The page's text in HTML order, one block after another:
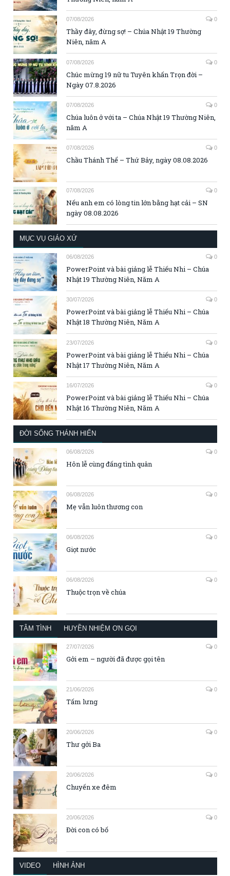
07/08/2026 0
Thầy đây, đừng sợ! – Chúa Nhật 19 Thường
Niên, năm A
07/08/2026 0
Chúc mừng 19 nữ tu Tuyên khấn Trọn đời –
Ngày 07.8.2026
07/08/2026 0
Chúa luôn ở với ta – Chúa Nhật 19 Thường Niên,
năm A
07/08/2026 0
Chầu Thánh Thể – Thứ Bảy, ngày 08.08.2026
07/08/2026 0
Nếu anh em có lòng tin lớn bằng hạt cải – SN
ngày 08.08.2026
MỤC VỤ GIÁO XỨ
06/08/2026 0
PowerPoint và bài giảng lễ Thiếu Nhi – Chúa
Nhật 19 Thường Niên, Năm A
30/07/2026 0
PowerPoint và bài giảng lễ Thiếu Nhi – Chúa
Nhật 18 Thường Niên, Năm A
23/07/2026 0
PowerPoint và bài giảng lễ Thiếu Nhi – Chúa
Nhật 17 Thường Niên, Năm A
16/07/2026 0
PowerPoint và bài giảng lễ Thiếu Nhi – Chúa
Nhật 16 Thường Niên, Năm A
ĐỜI SỐNG THÁNH HIẾN
06/08/2026 0
Hôn lễ cùng đấng tình quân
06/08/2026 0
Mẹ vẫn luôn thương con
06/08/2026 0
Giọt nước
06/08/2026 0
Thuộc trọn về chúa
TÂM TÌNH HUYỀN NHIỆM ƠN GỌI
27/07/2026 0
Gởi em – người đã được gọi tên
21/06/2026 0
Tấm lưng
20/06/2026 0
Thư gởi Ba
20/06/2026 0
Chuyến xe đêm
20/06/2026 0
Đời con có bố
VIDEO HÌNH ẢNH